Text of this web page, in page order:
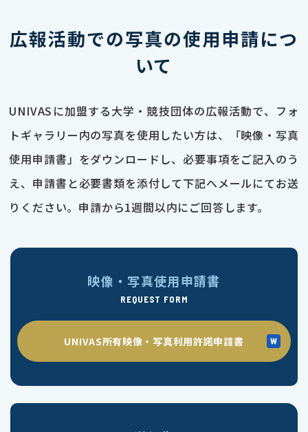
広報活動での写真の使用申請につ
いて
UNIVASに加盟する大学・競技団体の広報活動で、フォ
トギャラリー内の写真を使用したい方は、「映像・写真
使用申請書」をダウンロードし、必要事項をご記入のう
え、申請書と必要書類を添付して下記へメールにてお送
りください。申請から1週間以内にご回答します。
映像・写真使用申請書
REQUEST FORM
UNIVAS所有映像・写真利用許諾申請書